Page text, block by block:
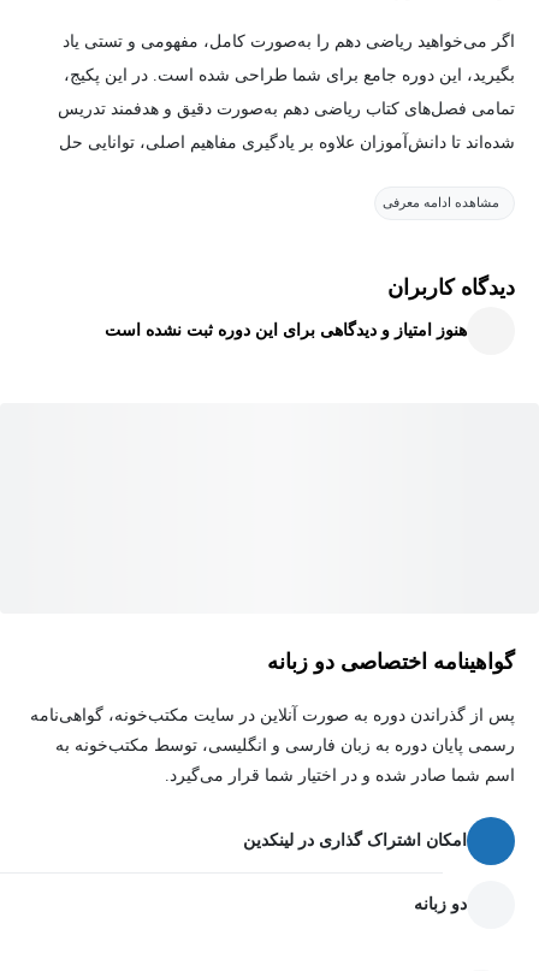
اگر می‌خواهید ریاضی دهم را به‌صورت کامل، مفهومی و تستی یاد
بگیرید، این دوره جامع برای شما طراحی شده است. در این پکیج،
تمامی فصل‌های کتاب ریاضی دهم به‌صورت دقیق و هدفمند تدریس
شده‌اند تا دانش‌آموزان علاوه بر یادگیری مفاهیم اصلی، توانایی حل
مفاهیم، نکات کلیدی، روش‌های میانبر، تکنیک‌های تست‌زنی و سوالات
منتخب مورد بررسی قرار می‌گیرند. هدف این دوره، افزایش تسلط
دانش‌آموز بر مفاهیم ریاضی و تقویت مهارت حل مسئله است.
آمار و احتمال
ویژگی‌های دوره:
آموزش کامل تمامی فصل‌های ریاضی دهم
تدریس مفهومی همراه با نکات کلیدی و آزمونی
مشاهده ادامه معرفی
دیدگاه کاربران
هنوز امتیاز و دیدگاهی برای این دوره ثبت نشده است
گواهینامه اختصاصی دو زبانه
پس از گذراندن دوره به صورت آنلاین در سایت مکتب‌خونه، گواهی‌نامه
رسمی پایان دوره به زبان فارسی و انگلیسی، توسط مکتب‌خونه به
اسم شما صادر شده و در اختیار شما قرار می‌گیرد.
امکان اشتراک گذاری در لینکدین
دو زبانه